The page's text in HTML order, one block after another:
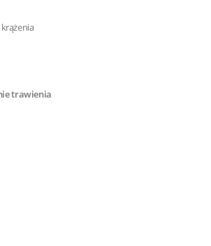
krążenia
trawienia